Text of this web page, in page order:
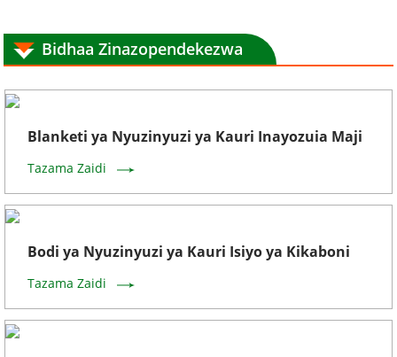
Bidhaa Zinazopendekezwa
Blanketi ya Nyuzinyuzi ya Kauri Inayozuia Maji
Tazama Zaidi
Bodi ya Nyuzinyuzi ya Kauri Isiyo ya Kikaboni
Tazama Zaidi